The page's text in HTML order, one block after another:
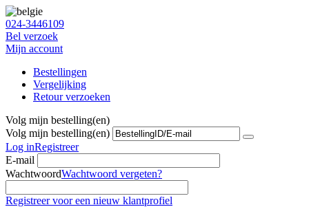
024-3446109
Bel verzoek
Mijn account
Bestellingen
Vergelijking
Retour verzoeken
Volg mijn bestelling(en)
Volg mijn bestelling(en)
Log inRegistreer
E-mail
WachtwoordWachtwoord vergeten?
Registreer voor een nieuw klantprofiel